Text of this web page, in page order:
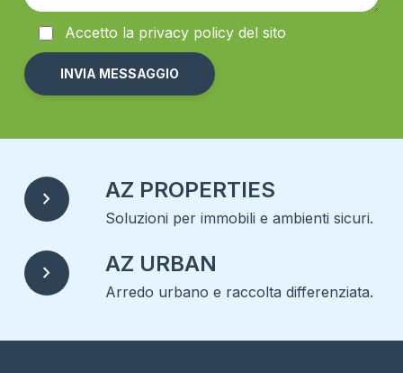
Accetto la privacypolicy del sito
chevron_right AZ PROPERTIES
Soluzioni per immobili e ambienti sicuri.
chevron_right AZ URBAN
Arredo urbano e raccolta differenziata.